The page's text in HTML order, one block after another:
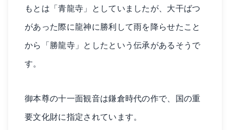
もとは「青龍寺」としていましたが、大干ばつ
があった際に龍神に勝利して雨を降らせたこと
から「勝龍寺」としたという伝承があるそうで
す。
御本尊の十一面観音は鎌倉時代の作で、国の重
要文化財に指定されています。